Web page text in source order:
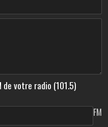
votre radio (101.5)
FM